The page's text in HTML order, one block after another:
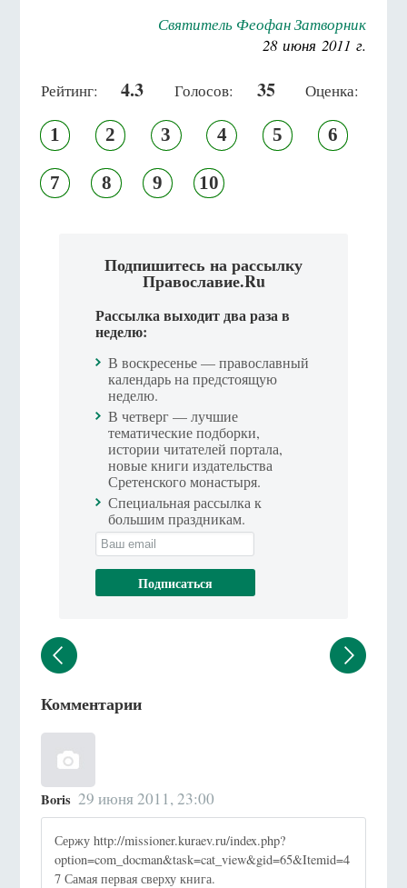
Святитель Феофан Затворник
28 июня 2011 г.
Рейтинг: 4.3 Голосов: 35 Оценка:
1 2 3 4 5 6
7 8 9 10
Подпишитесь на рассылку
Православие.Ru
Рассылка выходит два раза в
неделю:
В воскресенье — православный
календарь на предстоящую
неделю.
В четверг — лучшие
тематические подборки,
истории читателей портала,
новые книги издательства
Сретенского монастыря.
Специальная рассылка к
большим праздникам.
Комментарии
Boris 29 июня 2011, 23:00
Сержу http://missioner.kuraev.ru/index.php?
option=com_docman&task=cat_view&gid=65&Itemid=4
7 Самая первая сверху книга.